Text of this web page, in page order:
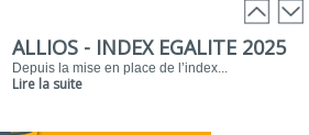
ALLIOS - INDEX EGALITE 2025
Depuis la mise en place de l’index...
Lire la suite